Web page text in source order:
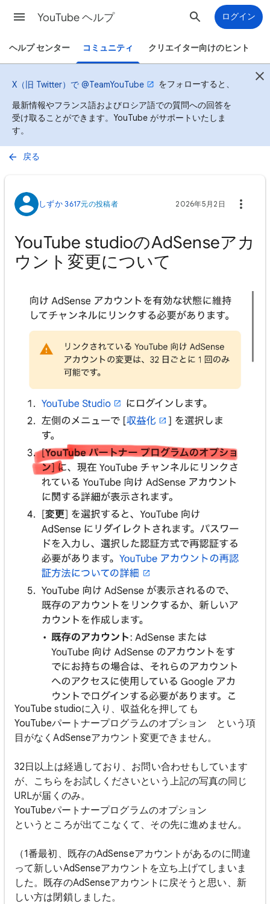
YouTube ヘルプ ログイン
ヘルプ センター コミュニティ クリエイター向けのヒント
X（旧 Twitter）で @TeamYouTube
をフォローすると、
最新情報やフランス語およびロシア語での質問への回答を
受け取ることができます。YouTube がサポートいたしま
す。
戻る
しずか 3617元の投稿者 2026年5月2日
YouTube studioのAdSenseアカ
ウント変更について
YouTube studioに入り、収益化を押しても
YouTubeパートナープログラムのオプション という項
目がなくAdSenseアカウント変更できません。
32日以上は経過しており、お問い合わせもしています
が、こちらをお試しくださいという上記の写真の同じ
URLが届くのみ。
YouTubeパートナープログラムのオプション
というところが出てこなくて、その先に進めません。
（1番最初、既存のAdSenseアカウントがあるのに間違
って新しいAdSenseアカウントを立ち上げてしまいま
した。既存のAdSenseアカウントに戻そうと思い、新
しい方は閉鎖しました。